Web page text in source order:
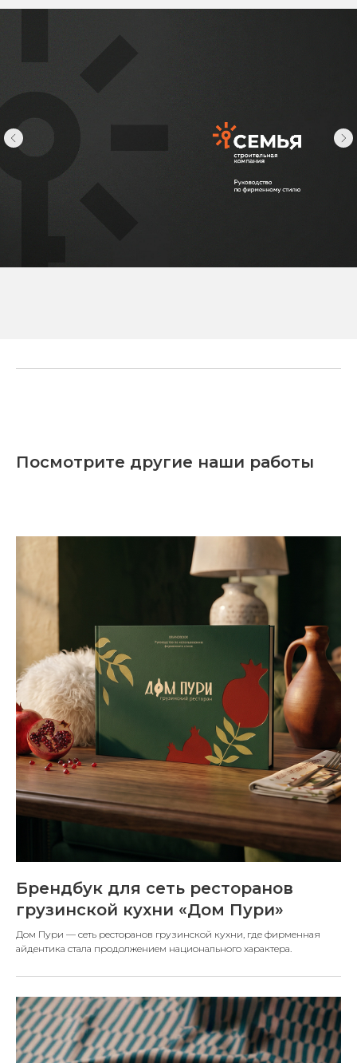
Посмотрите другие наши работы
Брендбук для сеть ресторанов
грузинской кухни «Дом Пури»
Дом Пури — сеть ресторанов грузинской кухни, где фирменная
айдентика стала продолжением национального характера.